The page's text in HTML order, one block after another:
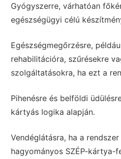
Gyógyszerre, várhatóan
egészségügyi célú
Egészségmegőrzésre,
rehabilitációra, szűrésekre
szolgáltatásokra, ha ezt a
Pihenésre és belföldi
kártyás logika alapján.
Vendéglátásra, ha a
hagyományos SZÉP-kártya-